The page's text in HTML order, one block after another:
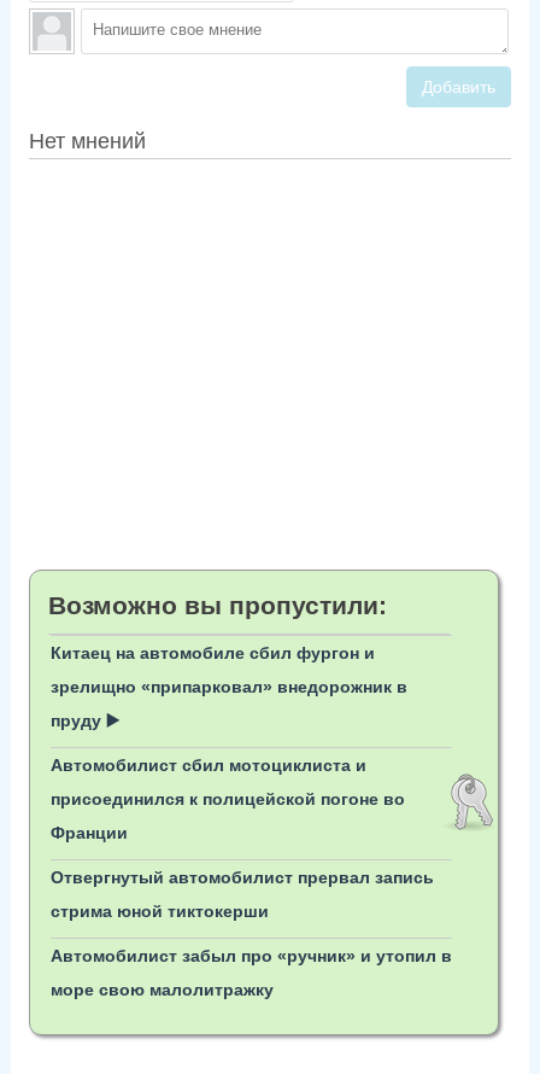
Добавить
Нет мнений
Возможно вы пропустили:
Китаец на автомобиле сбил фургон и
зрелищно «припарковал» внедорожник в
пруду ▶️
Автомобилист сбил мотоциклиста и
присоединился к полицейской погоне во
Франции
Отвергнутый автомобилист прервал запись
стрима юной тиктокерши
Автомобилист забыл про «ручник» и утопил в
море свою малолитражку